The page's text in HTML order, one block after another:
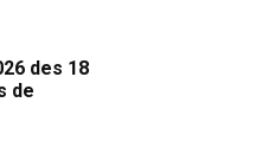
des 18
de